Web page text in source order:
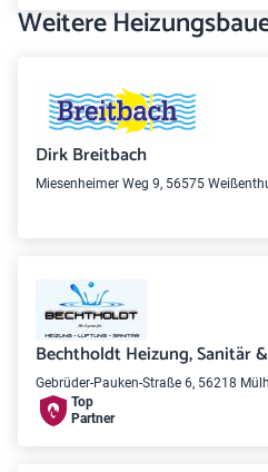
Weitere
Dirk Breitbach
Miesenheimer Weg 9, 56575
Bechtholdt Heizung, Sanitär &
Gebrüder-Pauken-Straße 6, 56218
Top
Partner